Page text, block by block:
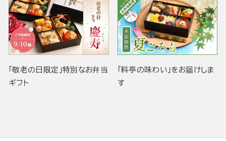
「敬老の日限定」特別なお弁当
ギフト
「料亭の味わい」をお届けしま
す